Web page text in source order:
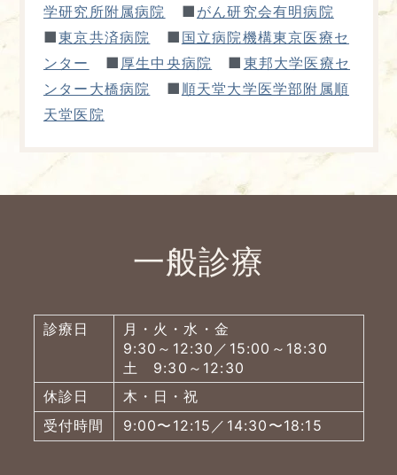
学研究所附属病院
■ がん研究会有明病院
■東京共済病院 ■ 国立病院機構東京医療セ
ンター
■ 厚生中央病院 ■ 東邦大学医療セ
ンター大橋病院
■ 順天堂大学医学部附属順
天堂医院
一般診療
診療日
月・火・水・金
9:30～12:30／15:00～18:30
土 9:30～12:30
休診日
木・日・祝
受付時間
9:00〜12:15／14:30〜18:15